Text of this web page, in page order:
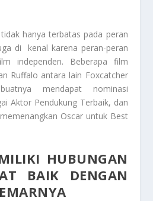
hanya terbatas pada peran
di kenal karena peran-peran
independen. Beberapa film
Ruffalo antara lain Foxcatcher
mendapat nominasi
Aktor Pendukung Terbaik, dan
Oscar untuk Best
HUBUNGAN
BAIK DENGAN